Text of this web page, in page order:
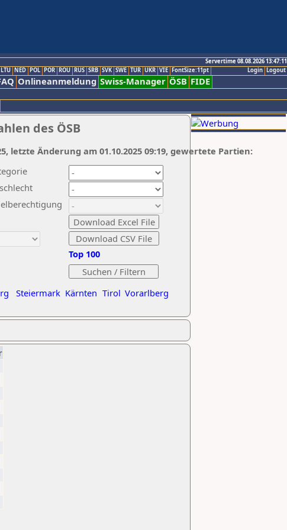
Servertime 08.08.2026 13:47:11
Logout
Login
LTU NED POL POR ROU RUS SRB SVK SWE TUR UKR VIE FontSize:11pt
Onlineanmeldung Swiss-Manager ÖSB FIDE
des ÖSB
Steiermark Kärnten Tirol Vorarlberg
Top 100
letzte Änderung am 01.10.2025 09:19, gewertete Partien: